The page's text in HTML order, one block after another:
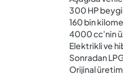
300 HP
160 bin
4000 cc’nin
Elektrikli ve
Sonradan
Orijinal